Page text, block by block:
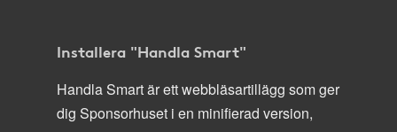
Installera "Handla Smart"
Handla Smart är ett webbläsartillägg som ger
dig Sponsorhuset i en minifierad version,